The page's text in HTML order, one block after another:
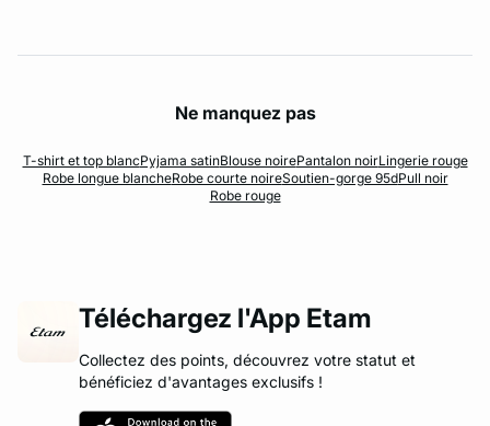
Ne manquez pas
T-shirt et top blancPyjama satinBlouse noirePantalon noirLingerie rouge
Robe longue blancheRobe courte noireSoutien-gorge 95dPull noir
Robe rouge
Téléchargez l'App Etam
Collectez des points, découvrez votre statut et
bénéficiez d'avantages exclusifs !